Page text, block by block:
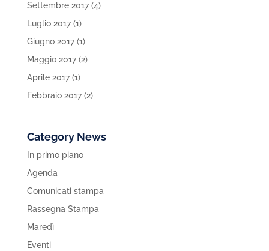
Settembre 2017(4)
Luglio 2017(1)
Giugno 2017(1)
Maggio 2017(2)
Aprile 2017(1)
Febbraio 2017(2)
Category News
In primo piano
Agenda
Comunicati stampa
Rassegna Stampa
Maredì
Eventi